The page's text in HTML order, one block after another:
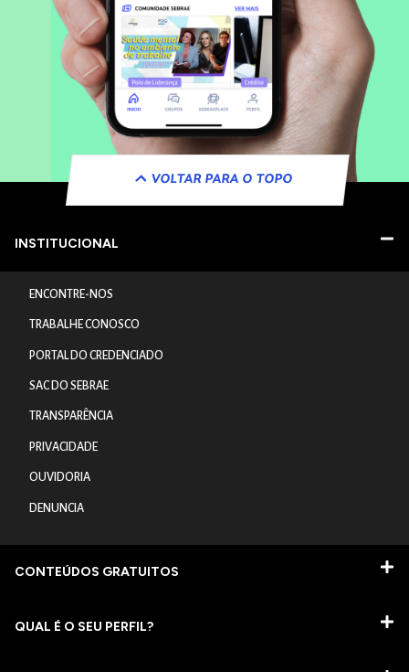
VOLTAR PARA O TOPO
INSTITUCIONAL
ENCONTRE-NOS
TRABALHE CONOSCO
PORTAL DO CREDENCIADO
SAC DO SEBRAE
TRANSPARÊNCIA
PRIVACIDADE
OUVIDORIA
DENUNCIA
CONTEÚDOS GRATUITOS
QUAL É O SEU PERFIL?